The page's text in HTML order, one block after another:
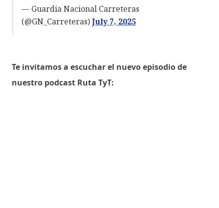
— Guardia Nacional Carreteras
(@GN_Carreteras)July 7, 2025
Te invitamos a escuchar el nuevo episodio de
nuestro podcast Ruta TyT: